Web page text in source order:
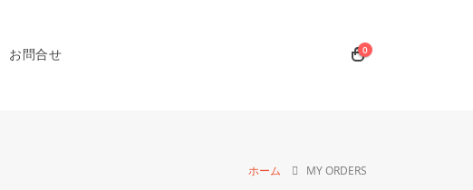
お問合せ 0
ホーム MY ORDERS